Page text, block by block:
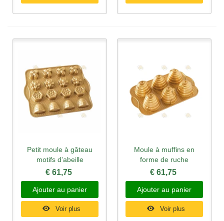
Petit moule à gâteau
motifs d'abeille
€ 61,75
Ajouter au panier
Voir plus
Moule à muffins en
forme de ruche
€ 61,75
Ajouter au panier
Voir plus